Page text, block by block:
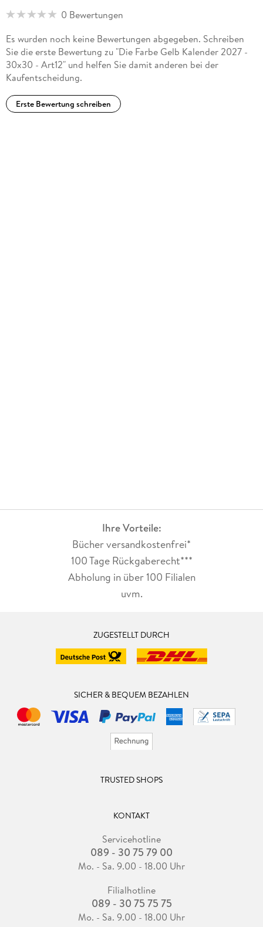
0 Bewertungen
Es wurden noch keine Bewertungen abgegeben. Schreiben
Sie die erste Bewertung zu "Die Farbe Gelb Kalender 2027 -
30x30 - Art12" und helfen Sie damit anderen bei der
Kaufentscheidung.
Erste Bewertung schreiben
Ihre Vorteile:
Bücher versandkostenfrei*
100 Tage Rückgaberecht***
Abholung in über 100 Filialen
uvm.
ZUGESTELLT DURCH
SICHER & BEQUEM BEZAHLEN
TRUSTED SHOPS
KONTAKT
Servicehotline
089 - 30 75 79 00
Mo. - Sa. 9.00 - 18.00 Uhr
Filialhotline
089 - 30 75 75 75
Mo. - Sa. 9.00 - 18.00 Uhr